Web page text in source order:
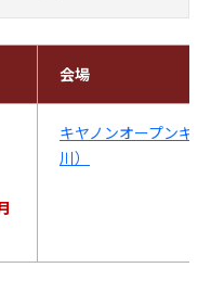
会場
キヤノンオープンギ
川）